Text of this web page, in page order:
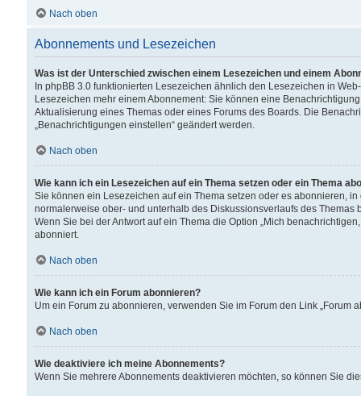
Nach oben
Abonnements und Lesezeichen
Was ist der Unterschied zwischen einem Lesezeichen und einem
In phpBB 3.0 funktionierten Lesezeichen ähnlich den Lesezeichen in
Lesezeichen mehr einem Abonnement: Sie können eine
Aktualisierung eines Themas oder eines Forums des Boards. Die
„Benachrichtigungen einstellen“ geändert werden.
Nach oben
Wie kann ich ein Lesezeichen auf ein Thema setzen oder ein Thema
Sie können ein Lesezeichen auf ein Thema setzen oder es abonnieren,
normalerweise ober- und unterhalb des Diskussionsverlaufs des Themas
Wenn Sie bei der Antwort auf ein Thema die Option „Mich
abonniert.
Nach oben
Wie kann ich ein Forum abonnieren?
Um ein Forum zu abonnieren, verwenden Sie im Forum den Link „Forum
Nach oben
Wie deaktiviere ich meine Abonnements?
Wenn Sie mehrere Abonnements deaktivieren möchten, so können Sie